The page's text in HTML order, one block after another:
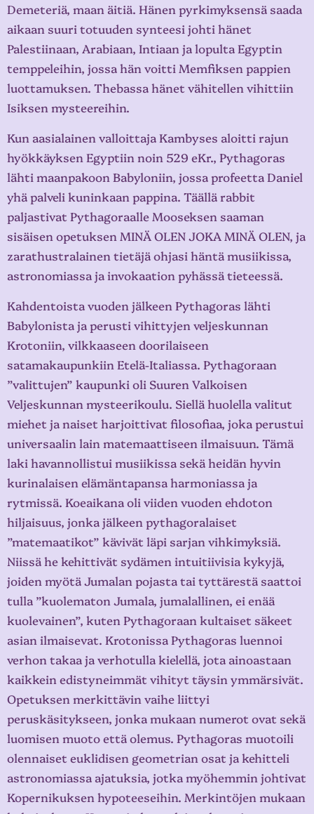
Demeteriä, maan äitiä. Hänen pyrkimyksensä saada
aikaan suuri totuuden synteesi johti hänet
Palestiinaan, Arabiaan, Intiaan ja lopulta Egyptin
temppeleihin, jossa hän voitti Memfiksen pappien
luottamuksen. Thebassa hänet vähitellen vihittiin
Isiksen mysteereihin.
Kun aasialainen valloittaja Kambyses aloitti rajun
hyökkäyksen Egyptiin noin 529 eKr., Pythagoras
lähti maanpakoon Babyloniin, jossa profeetta Daniel
yhä palveli kuninkaan pappina. Täällä rabbit
paljastivat Pythagoraalle Mooseksen saaman
sisäisen opetuksen MINÄ OLEN JOKA MINÄ OLEN, ja
zarathustralainen tietäjä ohjasi häntä musiikissa,
astronomiassa ja invokaation pyhässä tieteessä.
Kahdentoista vuoden jälkeen Pythagoras lähti
Babylonista ja perusti vihittyjen veljeskunnan
Krotoniin, vilkkaaseen doorilaiseen
satamakaupunkiin Etelä-Italiassa. Pythagoraan
”valittujen” kaupunki oli Suuren Valkoisen
Veljeskunnan mysteerikoulu. Siellä huolella valitut
miehet ja naiset harjoittivat filosofiaa, joka perustui
universaalin lain matemaattiseen ilmaisuun. Tämä
laki havannollistui musiikissa sekä heidän hyvin
kurinalaisen elämäntapansa harmoniassa ja
rytmissä. Koeaikana oli viiden vuoden ehdoton
hiljaisuus, jonka jälkeen pythagoralaiset
”matemaatikot” kävivät läpi sarjan vihkimyksiä.
Niissä he kehittivät sydämen intuitiivisia kykyjä,
joiden myötä Jumalan pojasta tai tyttärestä saattoi
tulla ”kuolematon Jumala, jumalallinen, ei enää
kuolevainen”, kuten Pythagoraan kultaiset säkeet
asian ilmaisevat. Krotonissa Pythagoras luennoi
verhon takaa ja verhotulla kielellä, jota ainoastaan
kaikkein edistyneimmät vihityt täysin ymmärsivät.
Opetuksen merkittävin vaihe liittyi
peruskäsitykseen, jonka mukaan numerot ovat sekä
luomisen muoto että olemus. Pythagoras muotoili
olennaiset euklidisen geometrian osat ja kehitteli
astronomiassa ajatuksia, jotka myöhemmin johtivat
Kopernikuksen hypoteeseihin. Merkintöjen mukaan